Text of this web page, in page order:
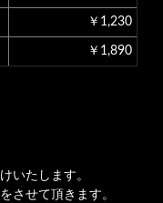
￥1,230
￥1,890
いたします。
させて頂きます。